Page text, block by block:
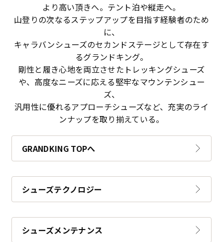
より高い頂きへ。テント泊や縦走へ。
山登りの次なるステップアップを目指す経験者のため
に、
キャラバンシューズのセカンドステージとして存在す
るグランドキング。
剛性と履き心地を両立させたトレッキングシューズ
や、高度なニーズに応える堅牢なマウンテンシュー
ズ、
汎用性に優れるアプローチシューズなど、充実のライ
ンナップを取り揃えている。
GRANDKING TOPへ
シューズテクノロジー
シューズメンテナンス